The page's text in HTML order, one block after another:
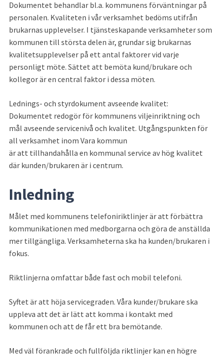
Dokumentet behandlar bl.a. kommunens förväntningar på
personalen. Kvaliteten i vår verksamhet bedöms utifrån
brukarnas upplevelser. I tjänsteskapande verksamheter som
kommunen till största delen är, grundar sig brukarnas
kvalitetsupplevelser på ett antal faktorer vid varje
personligt möte. Sättet att bemöta kund/brukare och
kollegor är en central faktor i dessa möten.
Lednings- och styrdokument avseende kvalitet:
Dokumentet redogör för kommunens viljeinriktning och
mål avseende servicenivå och kvalitet. Utgångspunkten för
all verksamhet inom Vara kommun
är att tillhandahålla en kommunal service av hög kvalitet
där kunden/brukaren är i centrum.
Inledning
Målet med kommunens telefoniriktlinjer är att förbättra
kommunikationen med medborgarna och göra de anställda
mer tillgängliga. Verksamheterna ska ha kunden/brukaren i
fokus.
Riktlinjerna omfattar både fast och mobil telefoni.
Syftet är att höja servicegraden. Våra kunder/brukare ska
uppleva att det är lätt att komma i kontakt med
kommunen och att de får ett bra bemötande.
Med väl förankrade och fullföljda riktlinjer kan en högre